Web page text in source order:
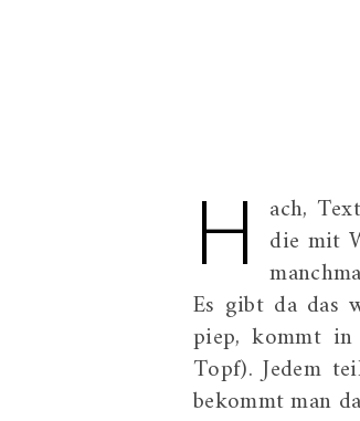
H ach,
die mit
Es gibt da das
piep, kommt
Topf). Jedem
bekommt man